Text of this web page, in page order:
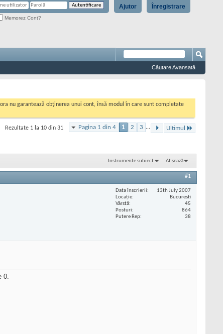
Înregistrare
Ajutor
Memorez Cont?
Căutare Avansată
nu garantează obținerea unui cont, însă modul în care sunt completate
Pagina 1 din 4 1 2 3 ... Ultimul
Rezultate 1 la 10 din 31
Instrumente subiect Afișează
#1
Data înscrierii
13th July 2007
Locaţie
Bucuresti
Vârstă
45
Posturi
864
Putere Rep
38
0.